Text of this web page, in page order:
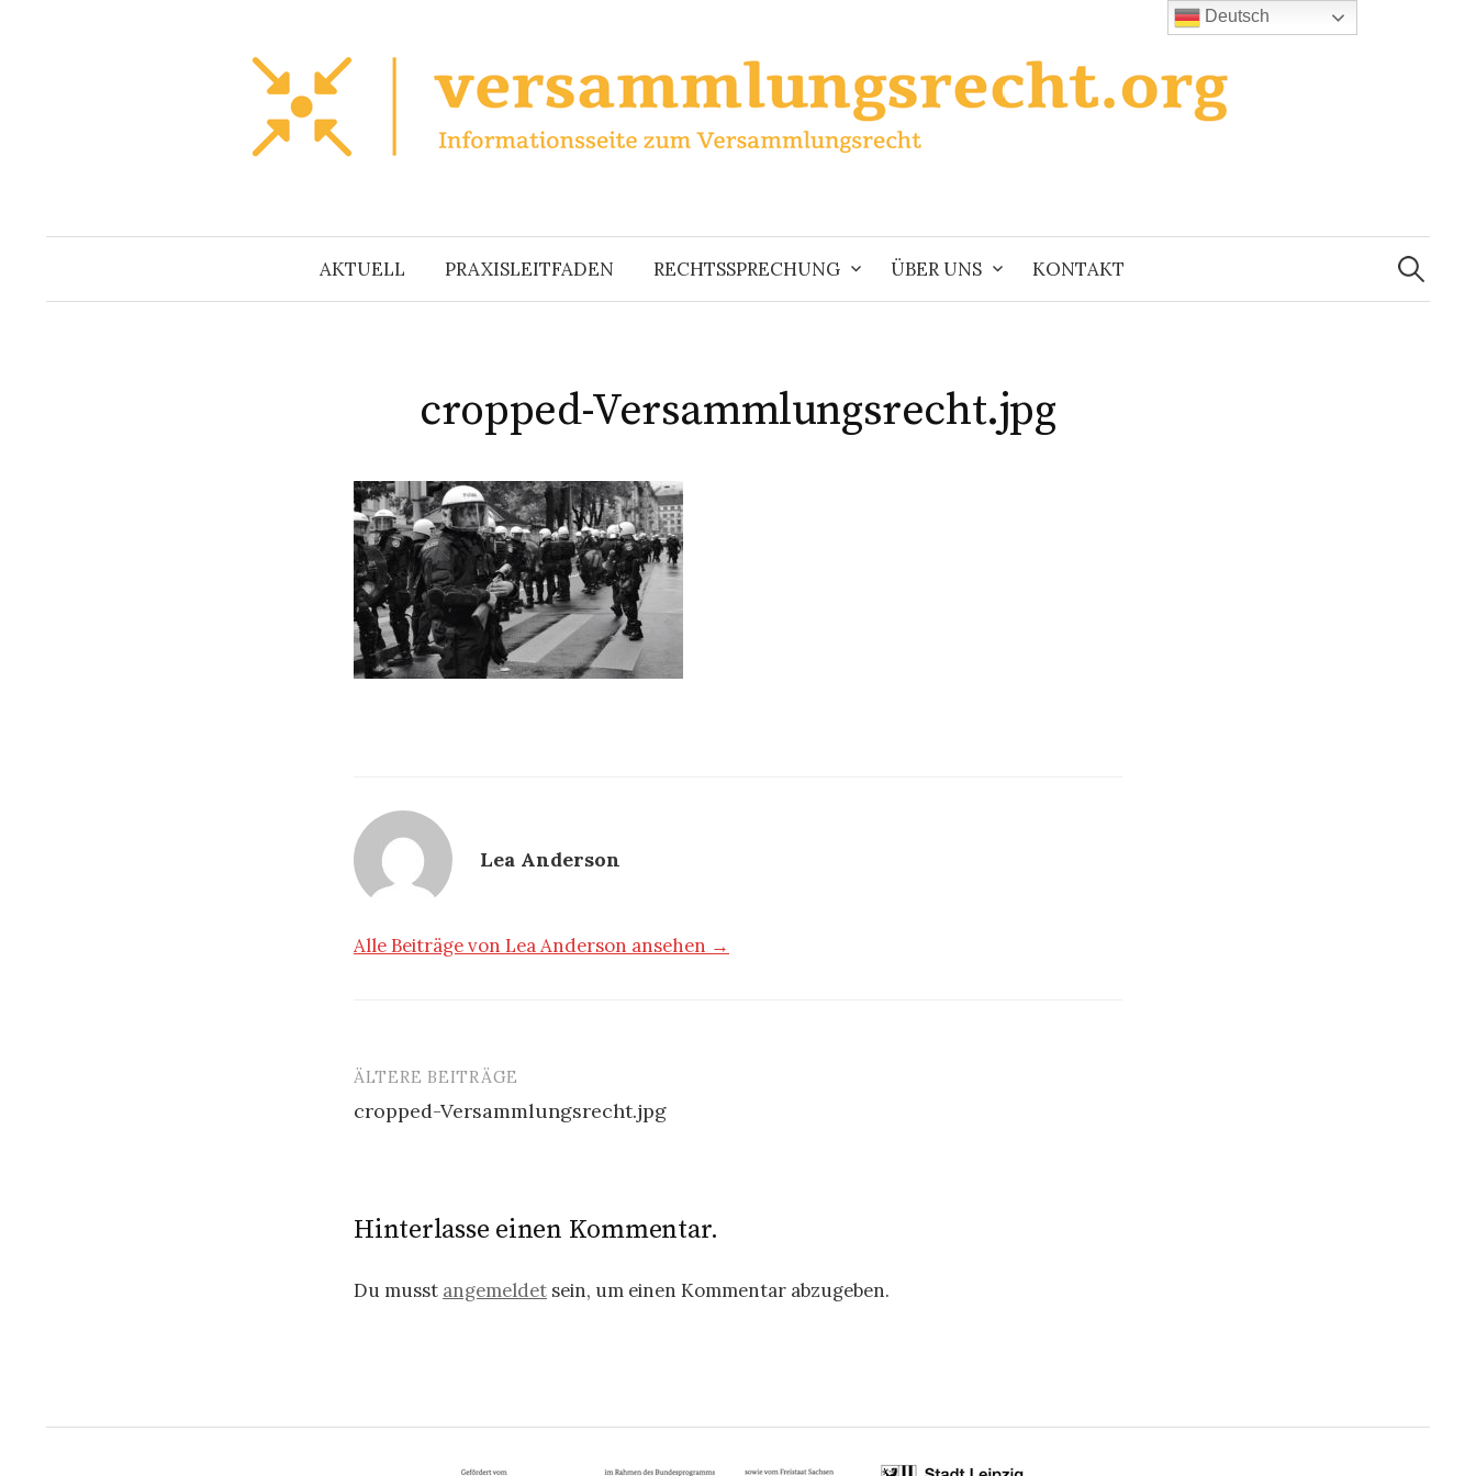
AKTUELL PRAXISLEITFADEN RECHTSSPRECHUNG ÜBER UNS KONTAKT
Suchen
nach:
cropped-Versammlungsrecht.jpg
Lea Anderson
Alle Beiträge von Lea Anderson ansehen →
Beitragsnavigation
ÄLTERE BEITRÄGE
cropped-Versammlungsrecht.jpg
Hinterlasse einen Kommentar.
Du musst angemeldet sein, um einen Kommentar abzugeben.
Deutsch